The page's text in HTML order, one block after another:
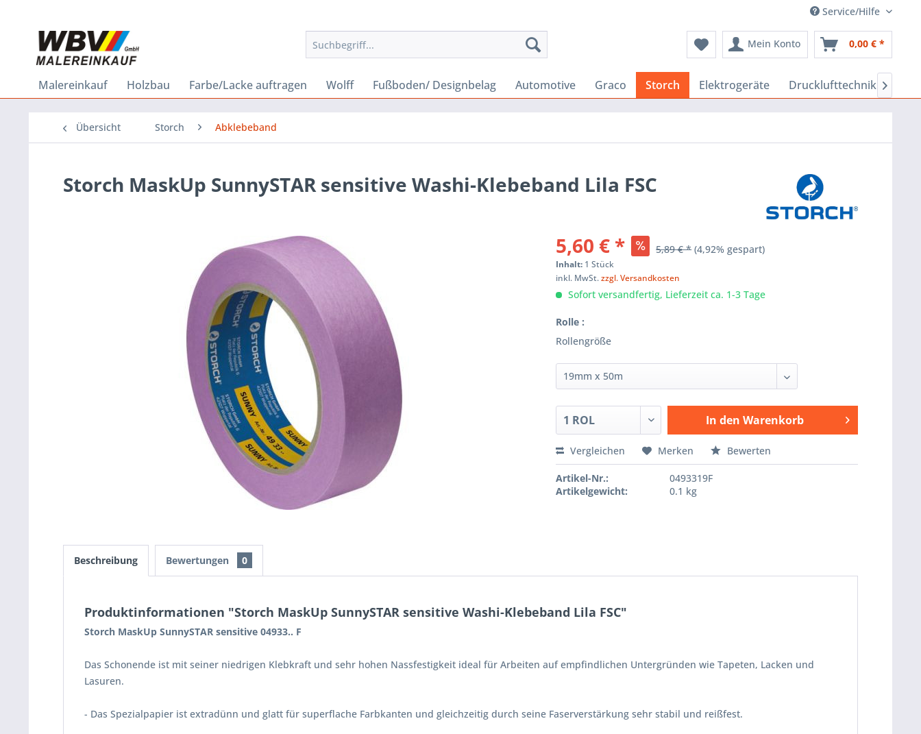
Service/Hilfe
Mein Konto 0,00 € *
Malereinkauf Holzbau Farbe/Lacke auftragen Wolff Fußboden/ Designbelag Automotive Graco Storch Elektrogeräte Drucklufttechnik 
Übersicht Storch Abklebeband
Storch MaskUp SunnySTAR sensitive Washi-Klebeband Lila FSC
5,60 € * 5,89 € * (4,92% gespart)
Inhalt: 1 Stück
inkl. MwSt.zzgl. Versandkosten
Sofort versandfertig, Lieferzeit ca. 1-3 Tage
Rolle :
Rollengröße
In den Warenkorb
Hinzugefügt
Vergleichen Merken Bewerten
Artikel-Nr.:
0493319F
Artikelgewicht:
0.1 kg
Beschreibung Bewertungen 0
Produktinformationen "Storch MaskUp SunnySTAR sensitive Washi-Klebeband Lila FSC"
Storch MaskUp SunnySTAR sensitive 04933.. F
Das Schonende ist mit seiner niedrigen Klebkraft und sehr hohen Nassfestigkeit ideal für Arbeiten auf empfindlichen Untergründen wie Tapeten, Lacken und
Lasuren.
- Das Spezialpapier ist extradünn und glatt für superflache Farbkanten und gleichzeitig durch seine Faserverstärkung sehr stabil und reißfest.